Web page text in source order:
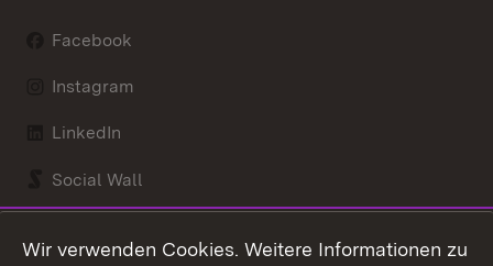
Facebook
Instagram
LinkedIn
Social Wall
Wir verwenden Cookies. Weitere Informationen zu